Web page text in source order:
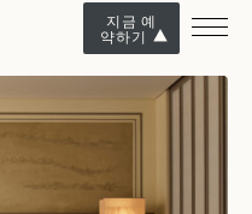
지금 예
약하기